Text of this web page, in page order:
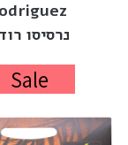
נרסיסו
Sale